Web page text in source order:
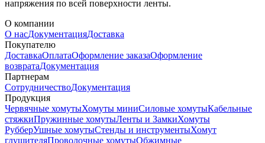
напряжения по всей поверхности ленты.
О компании
О насДокументацияДоставка
Покупателю
ДоставкаОплатаОформление заказаОформление
возвратаДокументация
Партнерам
СотрудничествоДокументация
Продукция
Червячные хомутыХомуты миниСиловые хомутыКабельные
стяжкиПружинные хомутыЛенты и ЗамкиХомуты
РубберУшные хомутыСтенды и инструментыХомут
глушителяПроволочные хомутыОбжимные